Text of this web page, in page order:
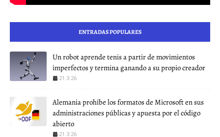
ENTRADAS POPULARES
Un robot aprende tenis a partir de movimientos
imperfectos y termina ganando a su propio creador
21.3.26
Alemania prohíbe los formatos de Microsoft en sus
administraciones públicas y apuesta por el código
abierto
21.3.26